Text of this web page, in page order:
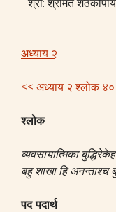
श्री: श्रीमते
अध्याय २
<< अध्याय २ श्लोक ४०
श्लोक
व्यवसायात्मिका
बहु शाखा हि अनन्ताश्च
पद पदार्थ